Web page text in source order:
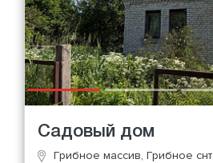
Садовый дом
Грибное массив, Грибное снт